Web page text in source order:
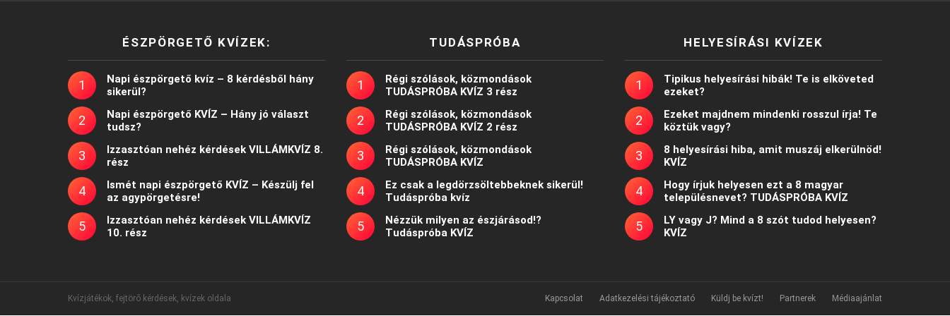
ÉSZPÖRGETŐ KVÍZEK:
Napi észpörgető kvíz – 8 kérdésből hány
sikerül?
Napi észpörgető KVÍZ – Hány jó választ
tudsz?
Izzasztóan nehéz kérdések VILLÁMKVÍZ 8.
rész
Ismét napi észpörgető KVÍZ – Készülj fel
az agypörgetésre!
Izzasztóan nehéz kérdések VILLÁMKVÍZ
10. rész
TUDÁSPRÓBA
Régi szólások, közmondások
TUDÁSPRÓBA KVÍZ 3 rész
Régi szólások, közmondások
TUDÁSPRÓBA KVÍZ 2 rész
Régi szólások, közmondások
TUDÁSPRÓBA KVÍZ
Ez csak a legdörzsöltebbeknek sikerül!
Tudáspróba kvíz
Nézzük milyen az észjárásod!?
Tudáspróba KVÍZ
HELYESÍRÁSI KVÍZEK
Tipikus helyesírási hibák! Te is elköveted
ezeket?
Ezeket majdnem mindenki rosszul írja! Te
köztük vagy?
8 helyesírási hiba, amit muszáj elkerülnöd!
KVÍZ
Hogy írjuk helyesen ezt a 8 magyar
településnevet? TUDÁSPRÓBA KVÍZ
LY vagy J? Mind a 8 szót tudod helyesen?
KVÍZ
Kvízjátékok, fejtörő kérdések, kvízek oldala Kapcsolat Adatkezelési tájékoztató Küldj be kvízt! Partnerek Médiaajánlat